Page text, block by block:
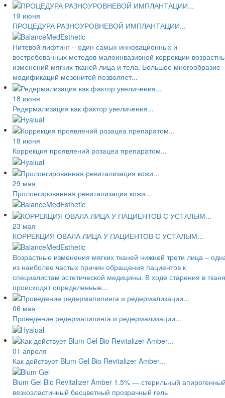
19 июня
ПРОЦЕДУРА РАЗНОУРОВНЕВОЙ ИМПЛАНТАЦИИ...
Нитевой лифтинг – один самых инновационных и
востребованных методов малоинвазивной коррекции
изменений мягких тканей лица и тела. Большое многообразие
модификаций мезонитей позволяет...
18 июня
Редермализация как фактор увеличения...
18 июня
Коррекция проявлений розацеа препаратом...
29 мая
Пролонгированная ревитализация кожи...
23 мая
КОРРЕКЦИЯ ОВАЛА ЛИЦА У ПАЦИЕНТОВ С УСТАЛЫМ...
Возрастные изменения мягких тканей нижней трети лица –
из наиболее частых причин обращения пациентов к
специалистам эстетической медицины. В ходе старения в
происходят определенные...
06 мая
Проведение редермапилинга и редермализации...
01 апреля
Как действует Blum Gel Bio Revitalizer Amber...
Blum Gel Bio Revitalizer Amber 1.5% — стерильный
вязкоэластичный бесцветный прозрачный гель